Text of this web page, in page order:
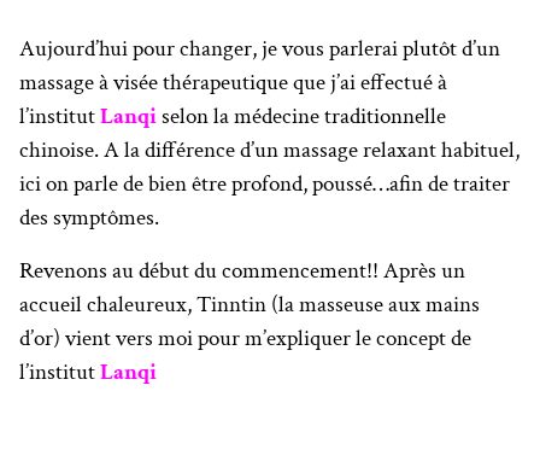
Aujourd’hui pour changer, je vous parlerai plutôt d’un
massage à visée thérapeutique que j’ai effectué à
l’institutLanqiselon la médecine traditionnelle
chinoise. A la différence d’un massage relaxant habituel,
ici on parle de bien être profond, poussé…afin de traiter
des symptômes.
Revenons au début du commencement!! Après un
accueil chaleureux, Tinntin (la masseuse aux mains
d’or) vient vers moi pour m’expliquer le concept de
l’institutLanqi